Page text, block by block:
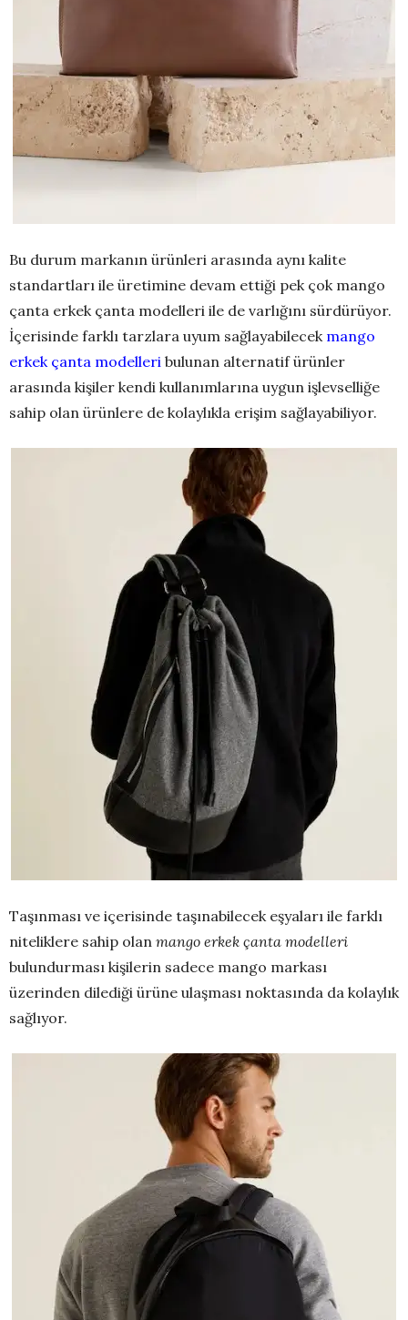
Bu durum markanın ürünleri arasında aynı kalite
standartları ile üretimine devam ettiği pek çok mango
çanta erkek çanta modelleri ile de varlığını sürdürüyor.
İçerisinde farklı tarzlara uyum sağlayabilecek mango
erkek çanta modelleri bulunan alternatif ürünler
arasında kişiler kendi kullanımlarına uygun işlevselliğe
sahip olan ürünlere de kolaylıkla erişim sağlayabiliyor.
Taşınması ve içerisinde taşınabilecek eşyaları ile farklı
niteliklere sahip olan mango erkek çanta modelleri
bulundurması kişilerin sadece mango markası
üzerinden dilediği ürüne ulaşması noktasında da kolaylık
sağlıyor.